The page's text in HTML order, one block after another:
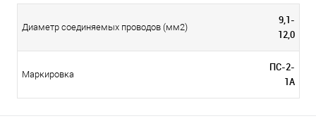
Диаметр соединяемых проводов (мм2)
9,1-
12,0
Маркировка
ПС-2-
1А